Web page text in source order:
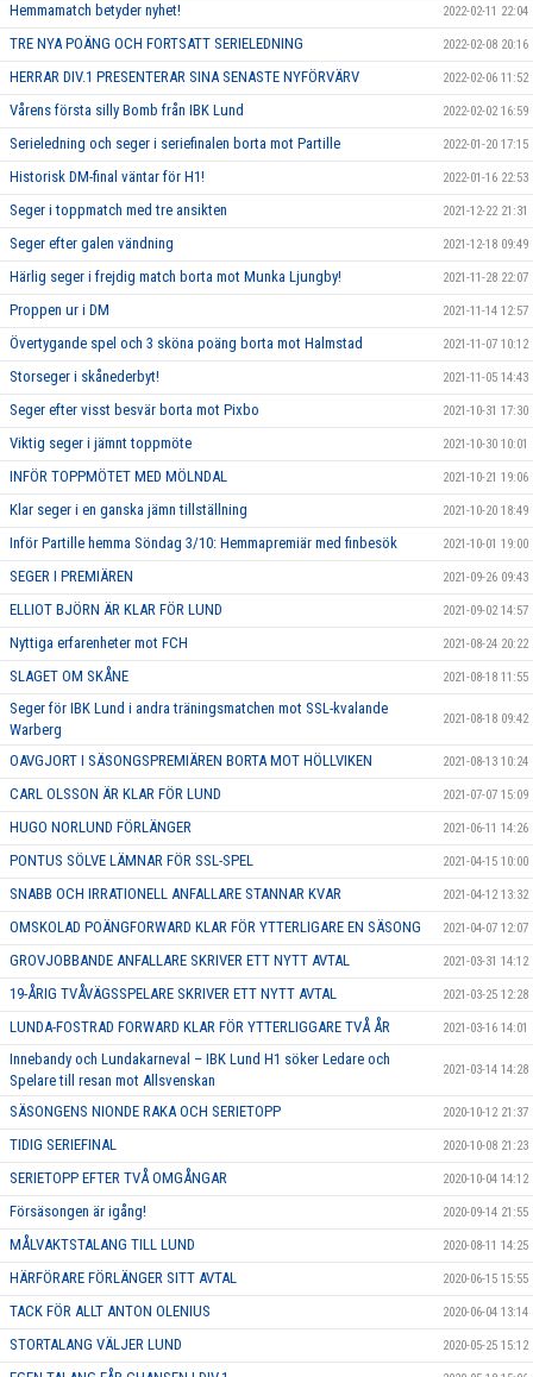
Hemmamatch betyder nyhet! 2022-02-11 22:04
TRE NYA POÄNG OCH FORTSATT SERIELEDNING 2022-02-08 20:16
HERRAR DIV.1 PRESENTERAR SINA SENASTE NYFÖRVÄRV 2022-02-06 11:52
Vårens första silly Bomb från IBK Lund 2022-02-02 16:59
Serieledning och seger i seriefinalen borta mot Partille 2022-01-20 17:15
Historisk DM-final väntar för H1! 2022-01-16 22:53
Seger i toppmatch med tre ansikten 2021-12-22 21:31
Seger efter galen vändning 2021-12-18 09:49
Härlig seger i frejdig match borta mot Munka Ljungby! 2021-11-28 22:07
Proppen ur i DM 2021-11-14 12:57
Övertygande spel och 3 sköna poäng borta mot Halmstad 2021-11-07 10:12
Storseger i skånederbyt! 2021-11-05 14:43
Seger efter visst besvär borta mot Pixbo 2021-10-31 17:30
Viktig seger i jämnt toppmöte 2021-10-30 10:01
INFÖR TOPPMÖTET MED MÖLNDAL 2021-10-21 19:06
Klar seger i en ganska jämn tillställning 2021-10-20 18:49
Inför Partille hemma Söndag 3/10: Hemmapremiär med finbesök 2021-10-01 19:00
SEGER I PREMIÄREN 2021-09-26 09:43
ELLIOT BJÖRN ÄR KLAR FÖR LUND 2021-09-02 14:57
Nyttiga erfarenheter mot FCH 2021-08-24 20:22
SLAGET OM SKÅNE 2021-08-18 11:55
Seger för IBK Lund i andra träningsmatchen mot SSL-kvalande
Warberg
2021-08-18 09:42
OAVGJORT I SÄSONGSPREMIÄREN BORTA MOT HÖLLVIKEN 2021-08-13 10:24
CARL OLSSON ÄR KLAR FÖR LUND 2021-07-07 15:09
HUGO NORLUND FÖRLÄNGER 2021-06-11 14:26
PONTUS SÖLVE LÄMNAR FÖR SSL-SPEL 2021-04-15 10:00
SNABB OCH IRRATIONELL ANFALLARE STANNAR KVAR 2021-04-12 13:32
OMSKOLAD POÄNGFORWARD KLAR FÖR YTTERLIGARE EN SÄSONG 2021-04-07 12:07
GROVJOBBANDE ANFALLARE SKRIVER ETT NYTT AVTAL 2021-03-31 14:12
19-ÅRIG TVÅVÄGSSPELARE SKRIVER ETT NYTT AVTAL 2021-03-25 12:28
LUNDA-FOSTRAD FORWARD KLAR FÖR YTTERLIGGARE TVÅ ÅR 2021-03-16 14:01
Innebandy och Lundakarneval – IBK Lund H1 söker Ledare och
Spelare till resan mot Allsvenskan
2021-03-14 14:28
SÄSONGENS NIONDE RAKA OCH SERIETOPP 2020-10-12 21:37
TIDIG SERIEFINAL 2020-10-08 21:23
SERIETOPP EFTER TVÅ OMGÅNGAR 2020-10-04 14:12
Försäsongen är igång! 2020-09-14 21:55
MÅLVAKTSTALANG TILL LUND 2020-08-11 14:25
HÄRFÖRARE FÖRLÄNGER SITT AVTAL 2020-06-15 15:55
TACK FÖR ALLT ANTON OLENIUS 2020-06-04 13:14
STORTALANG VÄLJER LUND 2020-05-25 15:12